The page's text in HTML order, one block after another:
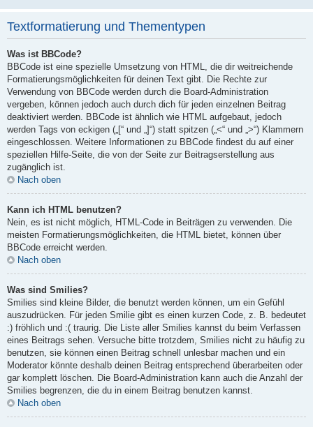
Textformatierung und Thementypen
Was ist BBCode?
BBCode ist eine spezielle Umsetzung von HTML, die dir weitreichende
Formatierungsmöglichkeiten für deinen Text gibt. Die Rechte zur
Verwendung von BBCode werden durch die Board-Administration
vergeben, können jedoch auch durch dich für jeden einzelnen Beitrag
deaktiviert werden. BBCode ist ähnlich wie HTML aufgebaut, jedoch
werden Tags von eckigen („[“ und „]“) statt spitzen („<“ und „>“) Klammern
eingeschlossen. Weitere Informationen zu BBCode findest du auf einer
speziellen Hilfe-Seite, die von der Seite zur Beitragserstellung aus
zugänglich ist.
Nach oben
Kann ich HTML benutzen?
Nein, es ist nicht möglich, HTML-Code in Beiträgen zu verwenden. Die
meisten Formatierungsmöglichkeiten, die HTML bietet, können über
BBCode erreicht werden.
Nach oben
Was sind Smilies?
Smilies sind kleine Bilder, die benutzt werden können, um ein Gefühl
auszudrücken. Für jeden Smilie gibt es einen kurzen Code, z. B. bedeutet
:) fröhlich und :( traurig. Die Liste aller Smilies kannst du beim Verfassen
eines Beitrags sehen. Versuche bitte trotzdem, Smilies nicht zu häufig zu
benutzen, sie können einen Beitrag schnell unlesbar machen und ein
Moderator könnte deshalb deinen Beitrag entsprechend überarbeiten oder
gar komplett löschen. Die Board-Administration kann auch die Anzahl der
Smilies begrenzen, die du in einem Beitrag benutzen kannst.
Nach oben